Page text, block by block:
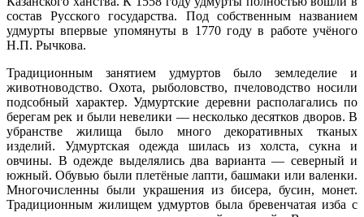
состав Русского государства. Под собственным названием
удмурты впервые упомянуты в 1770 году в работе учёного
Н.П. Рычкова.
Традиционным занятием удмуртов было земледелие и
животноводство. Охота, рыболовство, пчеловодство носили
подсобный характер. Удмуртские деревни располагались по
берегам рек и были невелики — несколько десятков дворов. В
убранстве жилища было много декоративных тканых
изделий. Удмуртская одежда шилась из холста, сукна и
овчины. В одежде выделялись два варианта — северный и
южный. Обувью были плетёные лапти, башмаки или валенки.
Многочисленны были украшения из бисера, бусин, монет.
Традиционным жилищем удмуртов была бревенчатая изба с